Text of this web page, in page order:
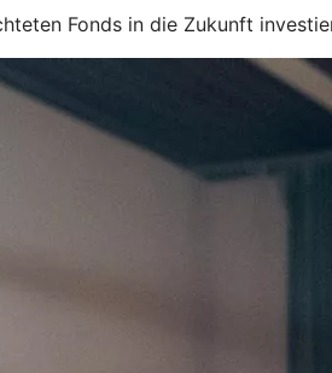
Fonds in die Zukunft